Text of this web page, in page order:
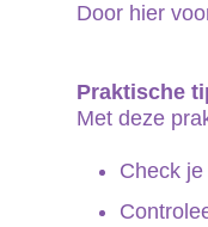
Door hier
Praktische
Met deze
Check